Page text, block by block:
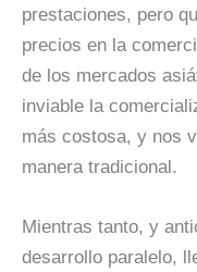
prestaciones, pero
precios en la
de los mercados
inviable la
más costosa, y nos
manera tradicional.
Mientras tanto, y
desarrollo paralelo,